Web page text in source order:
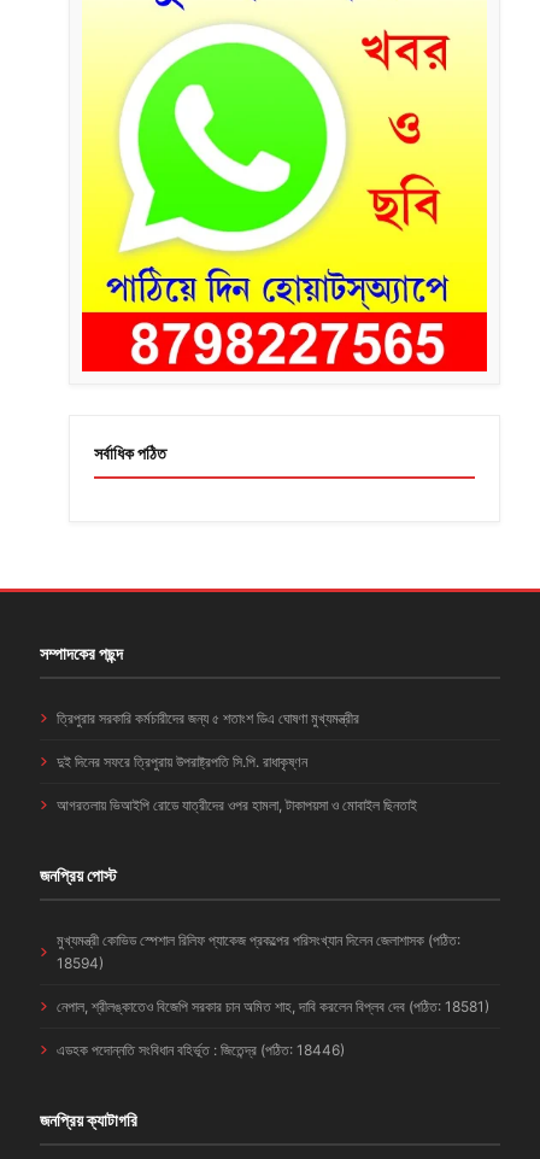
সর্বাধিক পঠিত
সম্পাদকের পছন্দ
ত্রিপুরার সরকারি কর্মচারীদের জন্য ৫ শতাংশ ডিএ ঘোষণা মুখ্যমন্ত্রীর
দুই দিনের সফরে ত্রিপুরায় উপরাষ্ট্রপতি সি.পি. রাধাকৃষ্ণন
আগরতলায় ভিআইপি রোডে যাত্রীদের ওপর হামলা, টাকাপয়সা ও মোবাইল ছিনতাই
জনপ্রিয় পোস্ট
মুখ্যমন্ত্রী কোভিড স্পেশাল রিলিফ প্যাকেজ প্রকল্পের পরিসংখ্যান দিলেন জেলাশাসক (পঠিত:
18594)
নেপাল, শ্রীলঙ্কাতেও বিজেপি সরকার চান অমিত শাহ, দাবি করলেন বিপ্লব দেব (পঠিত: 18581)
এডহক পদোন্নতি সংবিধান বহির্ভূত : জিতেন্দ্র (পঠিত: 18446)
জনপ্রিয় ক্যাটাগরি